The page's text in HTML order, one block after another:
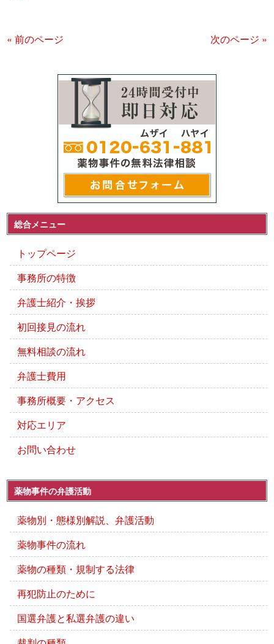
« 前のページ 次のページ »
総合メニュー
トップページ
事務所の特徴
弁護士紹介・挨拶
初回接見の流れ
無料相談の流れ
弁護士費用
事務所概要・アクセス
対応エリア
お問い合わせ
薬物事件の弁護活動
薬物別・態様別解説、弁護活動
薬物事件の流れ
薬物の種類・規制する法律
再犯防止のために
国選弁護と私選弁護の違い